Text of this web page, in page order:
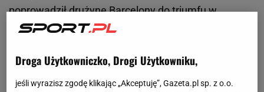
poprowadził drużynę Barcelony do triumfu w
Eurolidze, a przez sześć lat aż pięciokrotnie
elitarnych europejskich rozgrywek. Cztery razy
wygrał ligę hiszpańską, a do tego jest dwukrotnym
Droga Użytkowniczko, Drogi Użytkowniku,
jeśli wyrazisz zgodę klikając „Akceptuję”, Gazeta.pl sp. z o.o.